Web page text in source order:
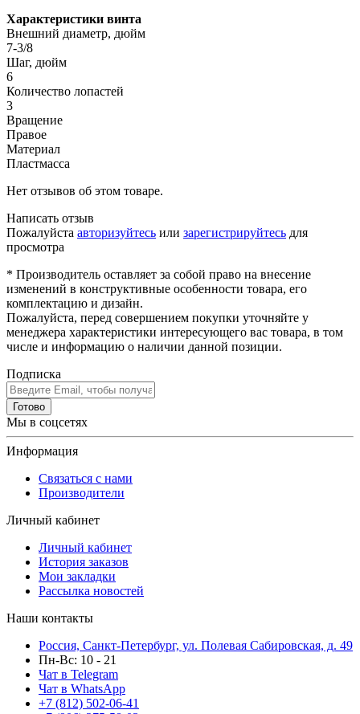
Характеристики винта
Внешний диаметр, дюйм
7-3/8
Шаг, дюйм
6
Количество лопастей
3
Вращение
Правое
Материал
Пластмасса
Нет отзывов об этом товаре.
Написать отзыв
Пожалуйста авторизуйтесь или зарегистрируйтесь для
просмотра
* Производитель оставляет за собой право на внесение
изменений в конструктивные особенности товара, его
комплектацию и дизайн.
Пожалуйста, перед совершением покупки уточняйте у
менеджера характеристики интересующего вас товара, в том
числе и информацию о наличии данной позиции.
Подписка
Готово
Мы в соцсетях
Информация
Связаться с нами
Производители
Личный кабинет
Личный кабинет
История заказов
Мои закладки
Рассылка новостей
Наши контакты
Россия, Санкт-Петербург, ул. Полевая Сабировская, д. 49
Пн-Вс: 10 - 21
Чат в Telegram
Чат в WhatsApp
+7 (812) 502-06-41